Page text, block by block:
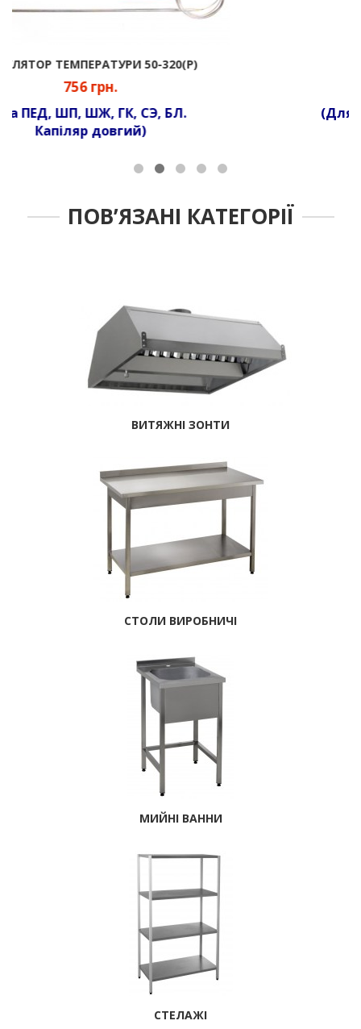
СИГНАЛЬНА АРМАТУРА
(Для індикації подачі напруги)
ПОВ’ЯЗАНІ КАТЕГОРІЇ
ВИТЯЖНІ ЗОНТИ
СТОЛИ ВИРОБНИЧІ
МИЙНІ ВАННИ
СТЕЛАЖІ